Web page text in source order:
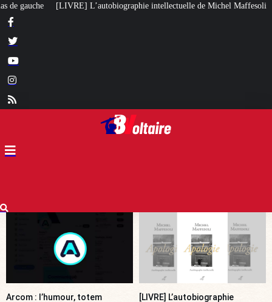
intellectuelle de Michel Maffesoli Pour regagner son influence en
Arcom : l’humour, totem
[LIVRE] L’autobiographie